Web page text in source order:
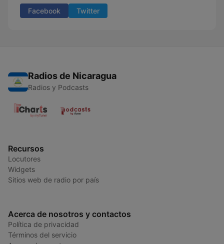
Facebook Twitter
Radios de Nicaragua
Radios y Podcasts
Recursos
Locutores
Widgets
Sitios web de radio por país
Acerca de nosotros y contactos
Política de privacidad
Términos del servicio